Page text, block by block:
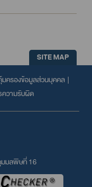
SITE MAP
มครองข้อมูลส่วนบุคคล |
ความรับผิด
มมลพิษที่ 16